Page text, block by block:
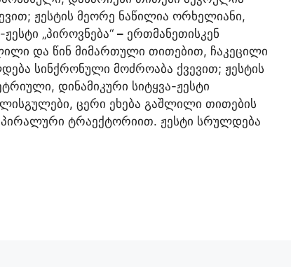
ჟესტის მეორე ნაწილია ორხელიანი,
„პიროვნება“ – ერთმანეთისკენ
და წინ მიმართული თითებით, ჩაკეცილი
სინქრონული მოძროაბა ქვევით; ჟესტის
დინამიკური სიტყვა-ჟესტი
ცერი ეხება გაშლილი თითების
ტრაექტორიით. ჟესტი სრულდება